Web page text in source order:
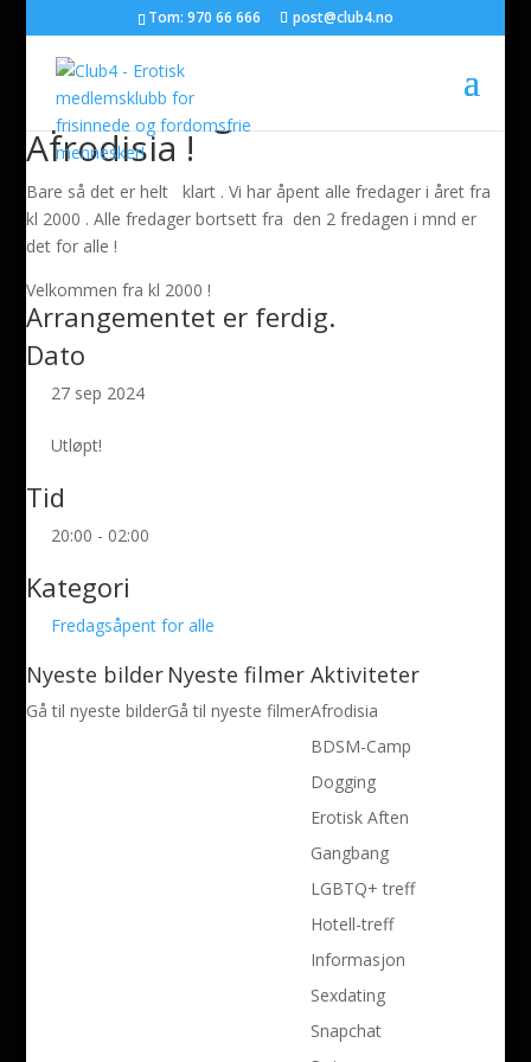
Tom: 970 66 666 post@club4.no
Åpen fredag for ALLE i
Afrodisia !
Bare så det er helt klart . Vi har åpent alle fredager i året fra
kl 2000 . Alle fredager bortsett fra den 2 fredagen i mnd er
det for alle !
Velkommen fra kl 2000 !
Arrangementet er ferdig.
Dato
27 sep 2024
Utløpt!
Tid
20:00 - 02:00
Kategori
Fredagsåpent for alle
Nyeste bilder
Gå til nyeste bilder
Nyeste filmer
Gå til nyeste filmer
Aktiviteter
Afrodisia
BDSM-Camp
Dogging
Erotisk Aften
Gangbang
LGBTQ+ treff
Hotell-treff
Informasjon
Sexdating
Snapchat